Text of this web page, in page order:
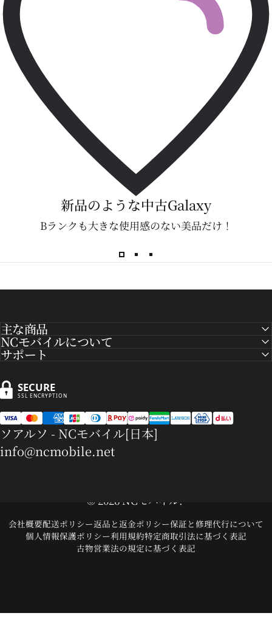
新品のような中古Galaxy
Bランクも大きな使用感のない美品だけ！
主な商品
NCモバイルについて
サポート
SECURE
SSL ENCRYPTION
ソアルソ - NCモバイル[日本]
info@ncmobile.net
© 2026 NCモバイル.
会社概要配送ポリシー返品と返金ポリシー保証と修理代行について
個人情報保護ポリシー利用規約特定商取引法に基づく表記
古物営業法の規定に基づく表記